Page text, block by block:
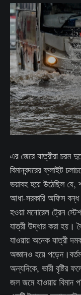
এর জেরে যাত্রীরা চরম
বিমানবন্দরের ফ্লাইট
ভয়াবহ হয়ে উঠেছিল
আধা-সরকারি অফিস বন্ধ
হওয়া মনোরেল ট্রেন
যাত্রী উদ্ধার করা হয়।
যাওয়ায় অনেক যাত্রী
অজ্ঞানও হয়ে
অন্যদিকে, ভারী বৃষ্টির
জল জমে যাওয়ায় বিমান